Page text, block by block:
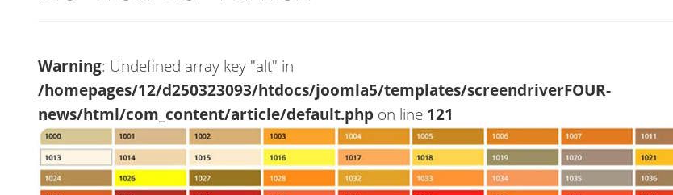
Warning: Undefined array key "alt" in
/homepages/12/d250323093/htdocs/joomla5/templates/screendriverFOUR-
news/html/com_content/article/default.php on line 121